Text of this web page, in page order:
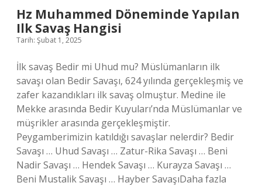
Hz Muhammed Döneminde Yapılan
Ilk Savaş Hangisi
Tarih: Şubat 1, 2025
İlk savaş Bedir mi Uhud mu? Müslümanların ilk
savaşı olan Bedir Savaşı, 624 yılında gerçekleşmiş ve
zafer kazandıkları ilk savaş olmuştur. Medine ile
Mekke arasında Bedir Kuyuları’nda Müslümanlar ve
müşrikler arasında gerçekleşmiştir.
Peygamberimizin katıldığı savaşlar nelerdir? Bedir
Savaşı … Uhud Savaşı … Zatur-Rika Savaşı … Beni
Nadir Savaşı … Hendek Savaşı … Kurayza Savaşı …
Beni Mustalik Savaşı … Hayber SavaşıDaha fazla